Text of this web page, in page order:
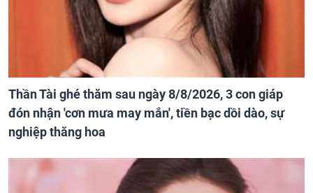
Thần Tài ghé thăm sau ngày 8/8/2026, 3 con giáp
đón nhận 'cơn mưa may mắn', tiền bạc dồi dào, sự
nghiệp thăng hoa